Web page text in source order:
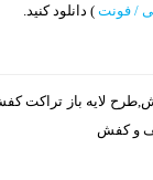
/ فونت ) دانلود کنید.
لایه باز تراکت